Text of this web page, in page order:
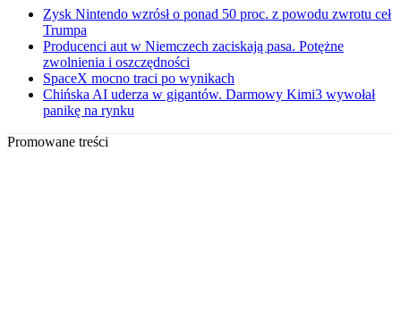
Zysk Nintendo wzrósł o ponad 50 proc. z powodu zwrotu ceł
Trumpa
Producenci aut w Niemczech zaciskają pasa. Potężne
zwolnienia i oszczędności
SpaceX mocno traci po wynikach
Chińska AI uderza w gigantów. Darmowy Kimi3 wywołał
panikę na rynku
Promowane treści